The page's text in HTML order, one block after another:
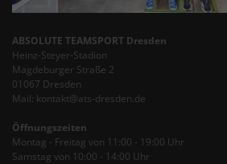
ABSOLUTE TEAMSPORT Dresden
Heinz-Steyer-Stadion
Magdeburger Straße 2
01067 Dresden
Mail: kontakt@ats-dresden.de
Öffnungszeiten
Montag - Freitag von 11:00 - 19:00 Uhr
Samstag von 10:00 - 14:00 Uhr